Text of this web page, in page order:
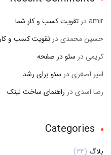
amirدر تقویت کسب و کار شما
حسین محمدیدر تقویت کسب و
کریمی در سئو در صفحه
امیر اصغریدر سئو برای رشد
رضا اسدیدر راهنمای ساخت لینک
Categories
بلاگ (24)